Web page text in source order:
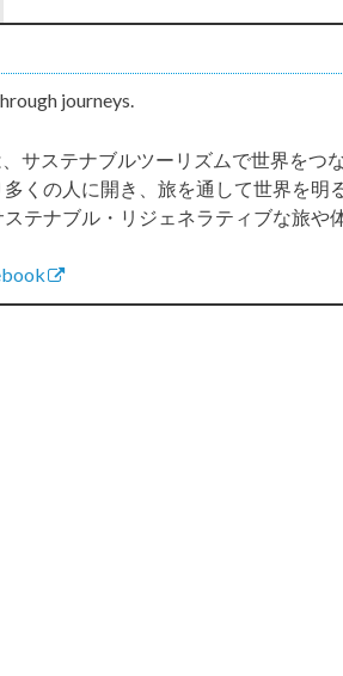
journeys.
サステナブルツーリズムで世界をつ
くの人に開き、旅を通して世界を明
テナブル・リジェネラティブな旅や